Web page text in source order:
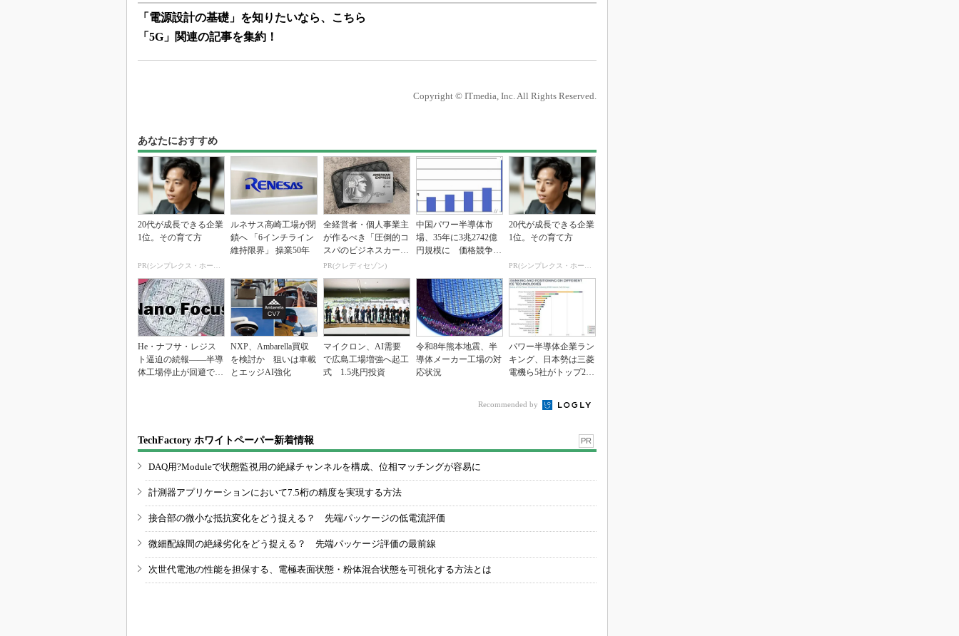
「電源設計の基礎」を知りたいなら、こちら
「5G」関連の記事を集約！
Copyright © ITmedia, Inc. All Rights Reserved.
あなたにおすすめ
20代が成長できる企業
1位。その育て方
PR(シンプレクス・ホールディングス)
ルネサス高崎工場が閉
鎖へ 「6インチライン
維持限界」 操業50年
全経営者・個人事業主
が作るべき「圧倒的コ
スパのビジネスカー
ド」
PR(クレディセゾン)
中国パワー半導体市
場、35年に3兆2742億
円規模に 価格競争さ
20代が成長できる企業
1位。その育て方
PR(シンプレクス・ホールディングス)
He・ナフサ・レジス
ト逼迫の続報――半導
体工場停止が回避でき
NXP、Ambarella買収
を検討か 狙いは車載
とエッジAI強化
マイクロン、AI需要
で広島工場増強へ起工
式 1.5兆円投資
令和8年熊本地震、半
導体メーカー工場の対
応状況
パワー半導体企業ラン
キング、日本勢は三菱
電機ら5社がトップ20
Recommended by
TechFactory ホワイトペーパー新着情報 PR
DAQ用?Moduleで状態監視用の絶縁チャンネルを構成、位相マッチングが容易に
計測器アプリケーションにおいて7.5桁の精度を実現する方法
接合部の微小な抵抗変化をどう捉える？ 先端パッケージの低電流評価
微細配線間の絶縁劣化をどう捉える？ 先端パッケージ評価の最前線
次世代電池の性能を担保する、電極表面状態・粉体混合状態を可視化する方法とは